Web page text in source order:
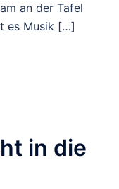
an der Tafel
es Musik […]
in die